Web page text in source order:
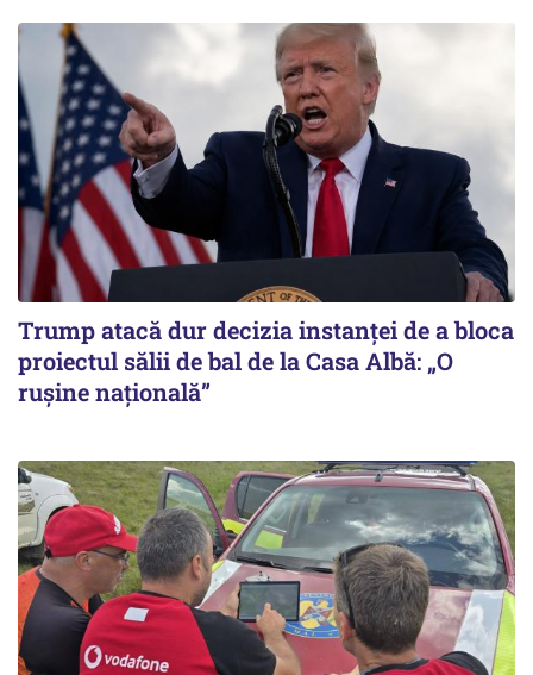
Trump atacă dur decizia instanţei de a bloca
proiectul sălii de bal de la Casa Albă: „O
ruşine naţională”